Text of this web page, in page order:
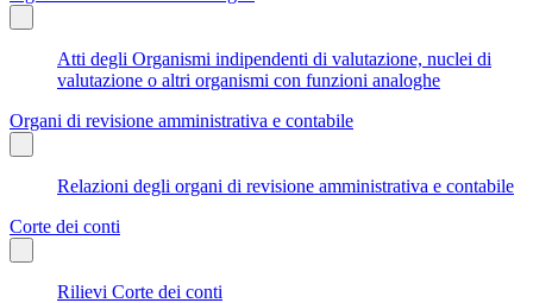
Atti degli Organismi indipendenti di valutazione, nuclei di
valutazione o altri organismi con funzioni analoghe
Organi di revisione amministrativa e contabile
Relazioni degli organi di revisione amministrativa e contabile
Corte dei conti
Rilievi Corte dei conti